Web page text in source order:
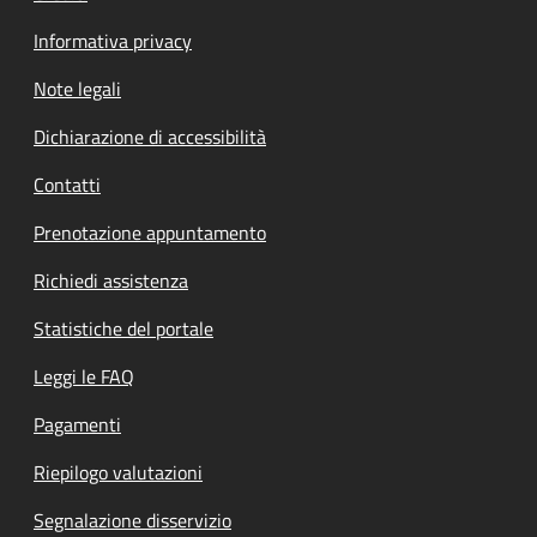
Informativa privacy
Note legali
Dichiarazione di accessibilità
Contatti
Prenotazione appuntamento
Richiedi assistenza
Statistiche del portale
Leggi le FAQ
Pagamenti
Riepilogo valutazioni
Segnalazione disservizio